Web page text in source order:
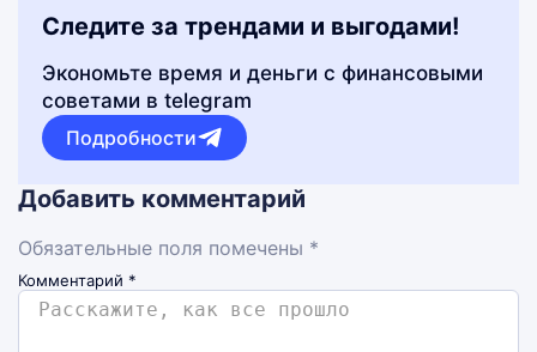
Следите за трендами и выгодами!
Экономьте время и деньги с финансовыми
советами в telegram
Подробности
Добавить комментарий
Обязательные поля помечены *
Комментарий *